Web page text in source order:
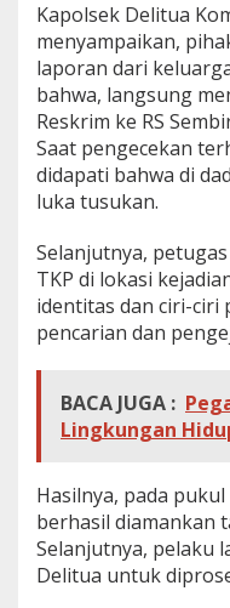
Kapolsek Delitua
menyampaikan,
laporan dari
bahwa, langsung
Reskrim ke RS
Saat pengecekan
didapati bahwa di
luka tusukan.
Selanjutnya,
TKP di lokasi
identitas dan ciri-ciri
pencarian dan
BACA JUGA :
Lingkungan
Hasilnya, pada
berhasil diamankan
Selanjutnya, pelaku
Delitua untuk